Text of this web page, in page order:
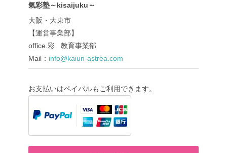
氣彩塾～kisaijuku～
大阪・大東市
【運営事業部】
office.彩 教育事業部
Mail： info@kaiun-astrea.com
お支払いはペイパルもご利用できます。